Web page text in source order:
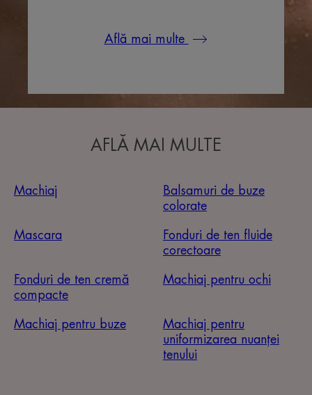
Află mai multe
AFLĂ MAI MULTE
Machiaj
Balsamuri de buze
colorate
Mascara
Fonduri de ten fluide
corectoare
Fonduri de ten cremă
compacte
Machiaj pentru ochi
Machiaj pentru buze
Machiaj pentru
uniformizarea nuanței
tenului